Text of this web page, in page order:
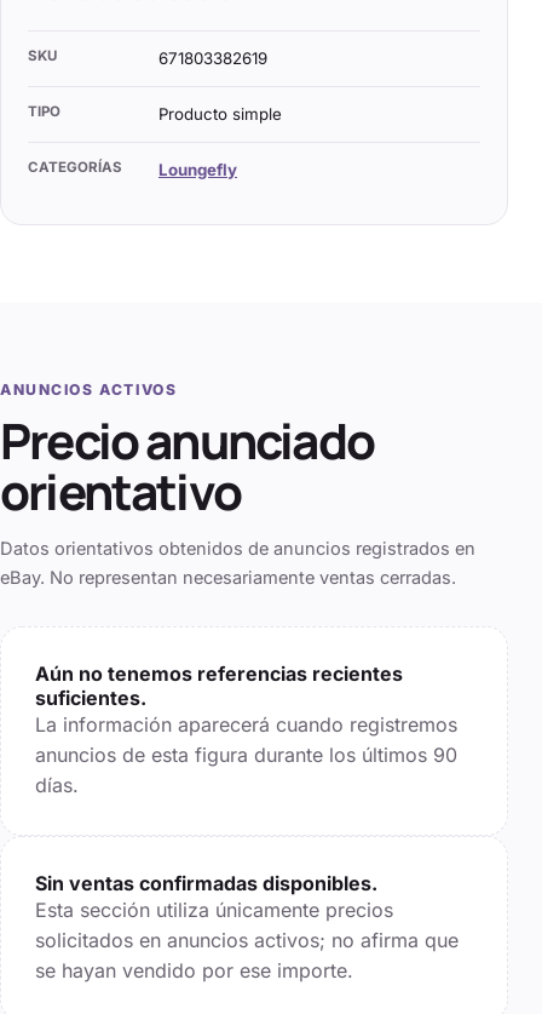
SKU 671803382619
TIPO Producto simple
CATEGORÍAS Loungefly
ANUNCIOS ACTIVOS
Precio anunciado
orientativo
Datos orientativos obtenidos de anuncios registrados en
eBay. No representan necesariamente ventas cerradas.
Aún no tenemos referencias recientes
suficientes.
La información aparecerá cuando registremos
anuncios de esta figura durante los últimos 90
días.
Sin ventas confirmadas disponibles.
Esta sección utiliza únicamente precios
solicitados en anuncios activos; no afirma que
se hayan vendido por ese importe.